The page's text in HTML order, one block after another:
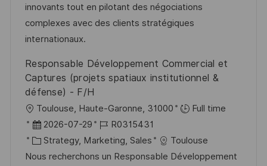
n
g
e
r
V
r
ö
f
f
e
o
r
i
innovants tout en pilotant des négociations
complexes avec des clients stratégiques
internationaux.
Responsable Développement Commercial et
Captures (projets spatiaux institutionnel &
défense) - F/H
O
r
t
Toulouse, Haute-Garonne, 31000
Full time
D
a
t
2026-07-29
J
o
b
R0315431
K
a
Strategy, Marketing, Sales
Toulouse
Nous recherchons un Responsable Développement